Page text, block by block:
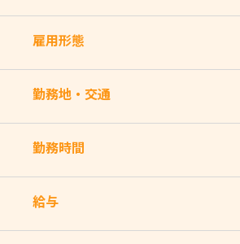
雇用形態
勤務地・交通
勤務時間
給与